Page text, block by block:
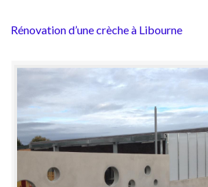
Rénovation d’une crèche à Libourne